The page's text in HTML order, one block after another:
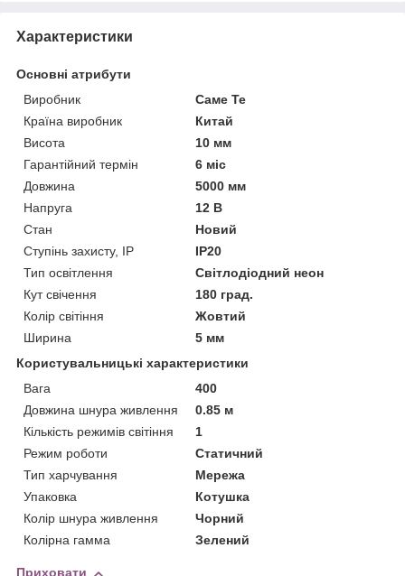
Характеристики
Основні атрибути
Виробник
Саме Те
Країна виробник
Китай
Висота
10 мм
Гарантійний термін
6 міс
Довжина
5000 мм
Напруга
12 В
Стан
Новий
Ступінь захисту, IP
IP20
Тип освітлення
Світлодіодний неон
Кут свічення
180 град.
Колір світіння
Жовтий
Ширина
5 мм
Користувальницькі характеристики
Вага
400
Довжина шнура живлення
0.85 м
Кількість режимів світіння
1
Режим роботи
Статичний
Тип харчування
Мережа
Упаковка
Котушка
Колір шнура живлення
Чорний
Колірна гамма
Зелений
Приховати